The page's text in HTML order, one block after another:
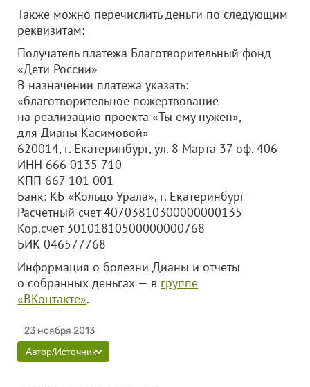
Также можно перечислить деньги по следующим
реквизитам:
Получатель платежа Благотворительный фонд
«Дети России»
В назначении платежа указать:
«благотворительное пожертвование
на реализацию проекта «Ты ему нужен»,
для Дианы Касимовой»
620014, г. Екатеринбург, ул. 8 Марта 37 оф. 406
ИНН 666 0135 710
КПП 667 101 001
Банк: КБ «Кольцо Урала», г. Екатеринбург
Расчетный счет 40703810300000000135
Кор.счет 30101810500000000768
БИК 046577768
Информация о болезни Дианы и отчеты
о собранных деньгах — в группе
«ВКонтакте».
23 ноября 2013
Автор/Источник